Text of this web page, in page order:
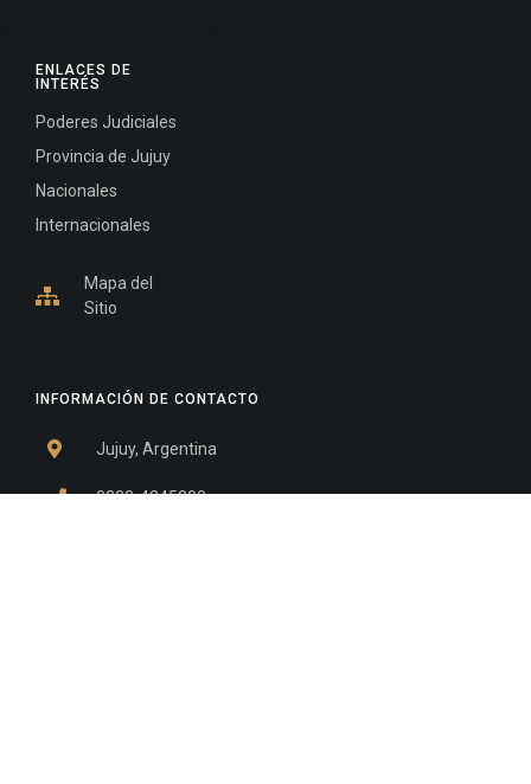
INFORMACIÓN DE CONTACTO
Jujuy, Argentina
0388-4245300
ENLACES DE
INTERÉS
Poderes Judiciales
Provincia de Jujuy
Nacionales
Internacionales
Mapa del
Sitio